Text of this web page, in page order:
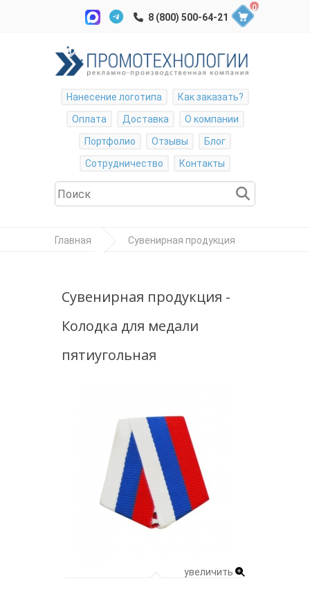
0
Нанесение логотипа
Как заказать?
Оплата
Доставка
О компании
Портфолио
Отзывы
Блог
Сотрудничество
Контакты
Главная Сувенирная продукция
Колодка для медали пятиугольная
Сувенирная продукция -
Колодка для медали
пятиугольная
увеличить